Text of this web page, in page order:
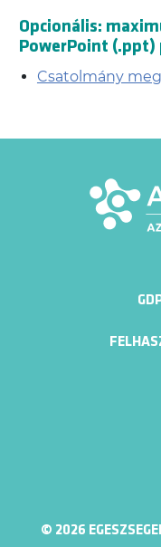
Opcionális:
PowerPoint (.ppt)
Csatolmány
© 2026